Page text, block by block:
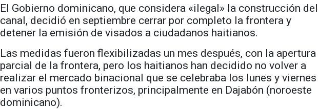
El Gobierno dominicano, que considera «ilegal» la construcción del
canal, decidió en septiembre cerrar por completo la frontera y
detener la emisión de visados a ciudadanos haitianos.
Las medidas fueron flexibilizadas un mes después, con la apertura
parcial de la frontera, pero los haitianos han decidido no volver a
realizar el mercado binacional que se celebraba los lunes y viernes
en varios puntos fronterizos, principalmente en Dajabón (noroeste
dominicano).